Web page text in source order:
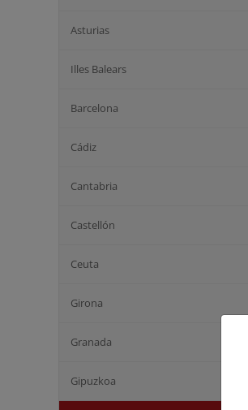
Asturias
Illes Balears
Barcelona
Cádiz
Cantabria
Castellón
Ceuta
Girona
Granada
Gipuzkoa